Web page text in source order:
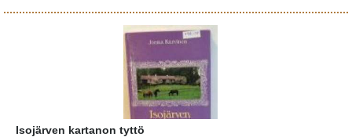
Isojärven kartanon tyttö